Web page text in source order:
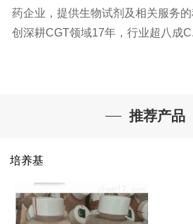
药企业，提供生物试剂及相关服务
创深耕CGT领域17年，行业超八成
推荐产品
培养基